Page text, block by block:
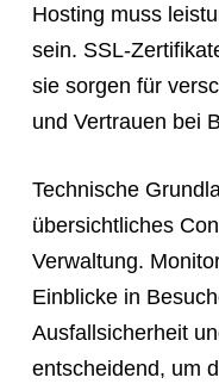
Hosting muss
sein. SSL-
sie sorgen für
und Vertrauen bei
Technische
übersichtliches
Verwaltung.
Einblicke in
Ausfallsicherheit
entscheidend, um